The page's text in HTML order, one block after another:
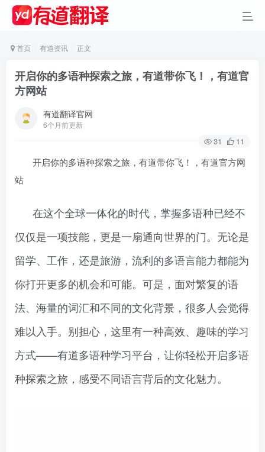
首页 有道资讯 正文
开启你的多语种探索之旅，有道带你飞！，有道官
方网站
有道翻译官网
6个月前更新
31 11
开启你的多语种探索之旅，有道带你飞！，有道官方网
站
在这个全球一体化的时代，掌握多语种已经不
仅仅是一项技能，更是一扇通向世界的门。无论是
留学、工作，还是旅游，流利的多语言能力都能为
你打开更多的机会和可能。可是，面对繁复的语
法、海量的词汇和不同的文化背景，很多人会觉得
难以入手。别担心，这里有一种高效、趣味的学习
方式——有道多语种学习平台，让你轻松开启多语
种探索之旅，感受不同语言背后的文化魅力。